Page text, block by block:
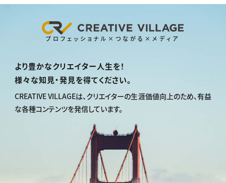
プロフェッショナル×つながる×メディア
より豊かなクリエイター人生を！
様々な知見・発見を得てください。
CREATIVE VILLAGEは、クリエイターの生涯価値向上のため、有益
な各種コンテンツを発信しています。